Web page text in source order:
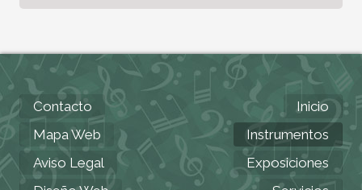
Contacto
Mapa Web
Aviso Legal
Inicio
Instrumentos
Exposiciones